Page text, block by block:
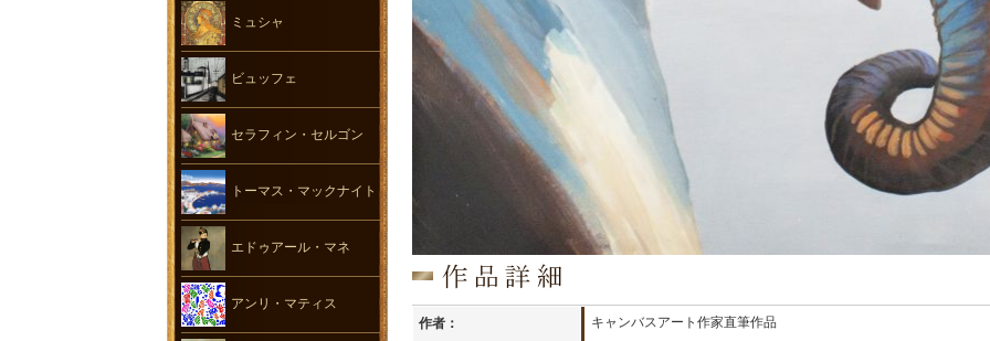
ミュシャ
ビュッフェ
セラフィン・セルゴン
トーマス・マックナイト
エドゥアール・マネ
アンリ・マティス
作者： キャンバスアート作家直筆作品